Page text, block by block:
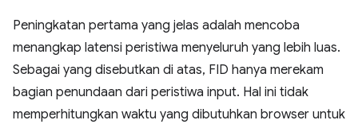
Peningkatan pertama yang jelas adalah mencoba
menangkap latensi peristiwa menyeluruh yang lebih luas.
Sebagai yang disebutkan di atas, FID hanya merekam
bagian penundaan dari peristiwa input. Hal ini tidak
memperhitungkan waktu yang dibutuhkan browser untuk